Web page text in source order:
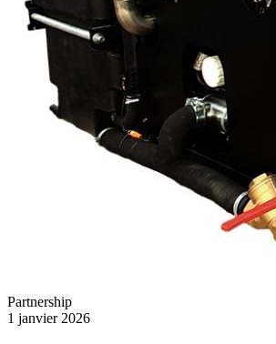
Partnership
1 janvier 2026